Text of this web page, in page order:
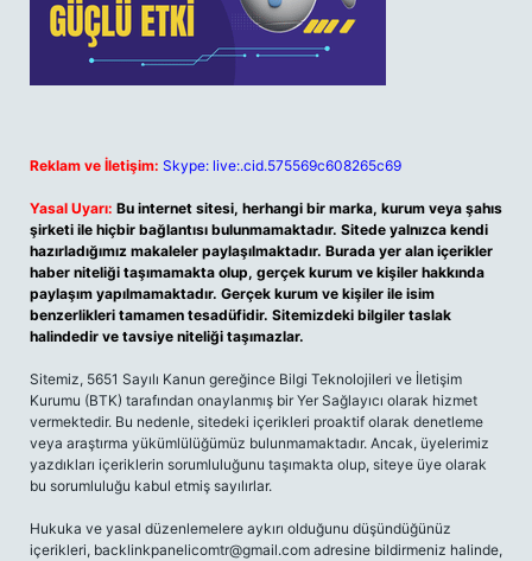
Reklam ve İletişim: Skype: live:.cid.575569c608265c69
Yasal Uyarı: Bu internet sitesi, herhangi bir marka, kurum veya şahıs
şirketi ile hiçbir bağlantısı bulunmamaktadır. Sitede yalnızca kendi
hazırladığımız makaleler paylaşılmaktadır. Burada yer alan içerikler
haber niteliği taşımamakta olup, gerçek kurum ve kişiler hakkında
paylaşım yapılmamaktadır. Gerçek kurum ve kişiler ile isim
benzerlikleri tamamen tesadüfidir. Sitemizdeki bilgiler taslak
halindedir ve tavsiye niteliği taşımazlar.
Sitemiz, 5651 Sayılı Kanun gereğince Bilgi Teknolojileri ve İletişim
Kurumu (BTK) tarafından onaylanmış bir Yer Sağlayıcı olarak hizmet
vermektedir. Bu nedenle, sitedeki içerikleri proaktif olarak denetleme
veya araştırma yükümlülüğümüz bulunmamaktadır. Ancak, üyelerimiz
yazdıkları içeriklerin sorumluluğunu taşımakta olup, siteye üye olarak
bu sorumluluğu kabul etmiş sayılırlar.
Hukuka ve yasal düzenlemelere aykırı olduğunu düşündüğünüz
içerikleri, backlinkpanelicomtr@gmail.com adresine bildirmeniz halinde,